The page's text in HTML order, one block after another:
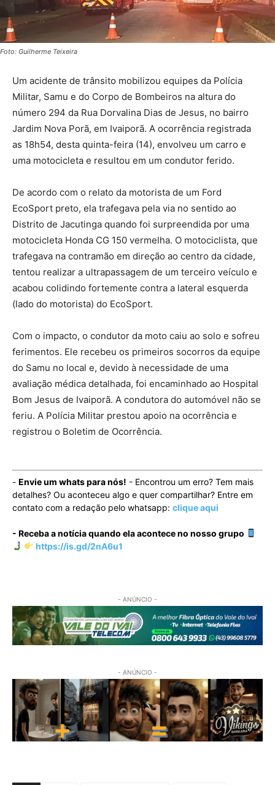
Foto: Guilherme Teixeira
Um acidente de trânsito mobilizou equipes da Polícia
Militar, Samu e do Corpo de Bombeiros na altura do
número 294 da Rua Dorvalina Dias de Jesus, no bairro
Jardim Nova Porã, em Ivaiporã. A ocorrência registrada
as 18h54, desta quinta-feira (14), envolveu um carro e
uma motocicleta e resultou em um condutor ferido.
De acordo com o relato da motorista de um Ford
EcoSport preto, ela trafegava pela via no sentido ao
Distrito de Jacutinga quando foi surpreendida por uma
motocicleta Honda CG 150 vermelha. O motociclista, que
trafegava na contramão em direção ao centro da cidade,
tentou realizar a ultrapassagem de um terceiro veículo e
acabou colidindo fortemente contra a lateral esquerda
(lado do motorista) do EcoSport.
Com o impacto, o condutor da moto caiu ao solo e sofreu
ferimentos. Ele recebeu os primeiros socorros da equipe
do Samu no local e, devido à necessidade de uma
avaliação médica detalhada, foi encaminhado ao Hospital
Bom Jesus de Ivaiporã. A condutora do automóvel não se
feriu. A Polícia Militar prestou apoio na ocorrência e
registrou o Boletim de Ocorrência.
- Envie um whats para nós! - Encontrou um erro? Tem mais
detalhes? Ou aconteceu algo e quer compartilhar? Entre em
contato com a redação pelo whatsapp: clique aqui
- Receba a notícia quando ela acontece no nosso grupo
https://is.gd/2nA6u1
- ANÚNCIO -
- ANÚNCIO -